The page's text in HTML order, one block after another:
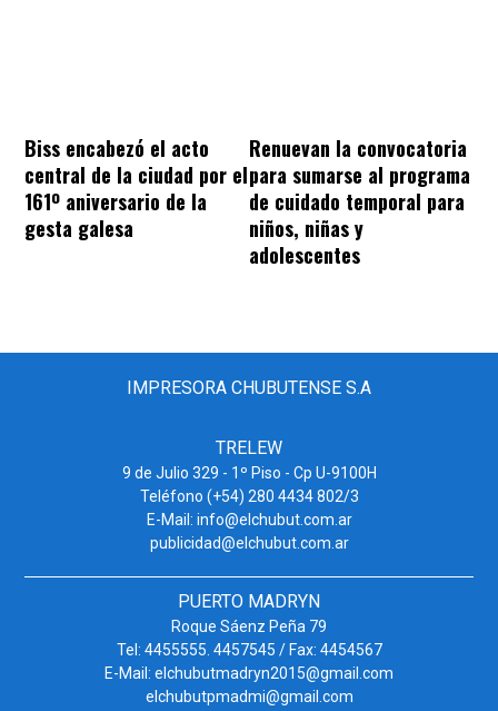
Biss encabezó el acto
central de la ciudad por el
161º aniversario de la
gesta galesa
Renuevan la convocatoria
para sumarse al programa
de cuidado temporal para
niños, niñas y
adolescentes
IMPRESORA CHUBUTENSE S.A
TRELEW
9 de Julio 329 - 1º Piso - Cp U-9100H
Teléfono (+54) 280 4434 802/3
E-Mail: info@elchubut.com.ar
publicidad@elchubut.com.ar
PUERTO MADRYN
Roque Sáenz Peña 79
Tel: 4455555. 4457545 / Fax: 4454567
E-Mail: elchubutmadryn2015@gmail.com
elchubutpmadmi@gmail.com